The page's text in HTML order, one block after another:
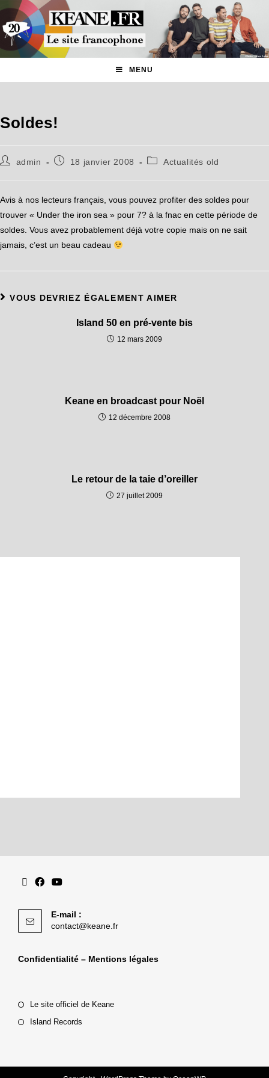
MENU
Soldes!
admin 18 janvier 2008 Actualités old
Avis à nos lecteurs français, vous pouvez profiter des soldes pour
trouver « Under the iron sea » pour 7? à la fnac en cette période de
soldes. Vous avez probablement déjà votre copie mais on ne sait
jamais, c’est un beau cadeau
VOUS DEVRIEZ ÉGALEMENT AIMER
Island 50 en pré-vente bis
12 mars 2009
Keane en broadcast pour Noël
12 décembre 2008
Le retour de la taie d’oreiller
27 juillet 2009
E-mail :
contact@keane.fr
Confidentialité – Mentions légales
Le site officiel de Keane
Island Records